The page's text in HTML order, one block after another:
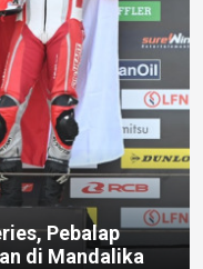
Pebalap
di Mandalika